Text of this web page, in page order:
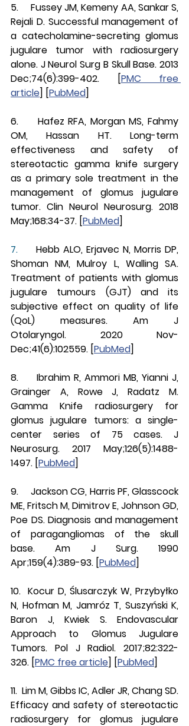
5.     Fussey JM, Kemeny AA, Sankar S,
Rejali D. Successful management of
a catecholamine-secreting glomus
jugulare tumor with radiosurgery
alone. J Neurol Surg B Skull Base. 2013
Dec;74(6):399-402. [PMC free
article] [PubMed]
6.     Hafez RFA, Morgan MS, Fahmy
OM, Hassan HT. Long-term
effectiveness and safety of
stereotactic gamma knife surgery
as a primary sole treatment in the
management of glomus jugulare
tumor. Clin Neurol Neurosurg. 2018
May;168:34-37. [PubMed]
7. Hebb ALO, Erjavec N, Morris DP,
Shoman NM, Mulroy L, Walling SA.
Treatment of patients with glomus
jugulare tumours (GJT) and its
subjective effect on quality of life
(QoL) measures. Am J
Otolaryngol. 2020 Nov-
Dec;41(6):102559. [PubMed]
8.     Ibrahim R, Ammori MB, Yianni J,
Grainger A, Rowe J, Radatz M.
Gamma Knife radiosurgery for
glomus jugulare tumors: a single-
center series of 75 cases. J
Neurosurg. 2017 May;126(5):1488-
1497. [PubMed]
9.     Jackson CG, Harris PF, Glasscock
ME, Fritsch M, Dimitrov E, Johnson GD,
Poe DS. Diagnosis and management
of paragangliomas of the skull
base. Am J Surg. 1990
Apr;159(4):389-93. [PubMed]
10.  Kocur D, Ślusarczyk W, Przybyłko
N, Hofman M, Jamróz T, Suszyński K,
Baron J, Kwiek S. Endovascular
Approach to Glomus Jugulare
Tumors. Pol J Radiol. 2017;82:322-
326. [PMC free article] [PubMed]
11.  Lim M, Gibbs IC, Adler JR, Chang SD.
Efficacy and safety of stereotactic
radiosurgery for glomus jugulare